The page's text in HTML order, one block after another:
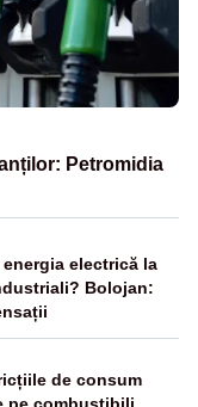
Petromidia
electrică la
Bolojan:
de consum
pe combustibili